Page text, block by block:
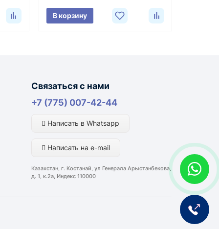
о состоянии товара на момент
компании и условий маршрута.
направлениям возможна более быстрая
импульсным режимом Flama
MULTIMIG 400 Dual Pulse
В корзину
Связаться с нами
+7 (775) 007-42-44
Написать в Whatsapp
Написать на e-mail
Казахстан, г. Костанай, ул Генерала Арыстанбекова,
д. 1, к.2а, Индекс 110000